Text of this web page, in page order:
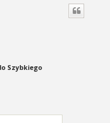
Szybkiego